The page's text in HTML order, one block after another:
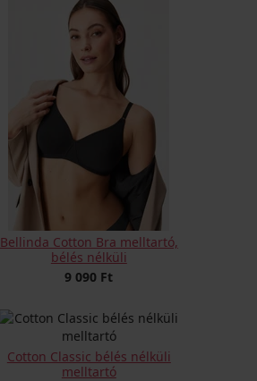
Bellinda Cotton Bra melltartó,
bélés nélküli
9 090 Ft
Cotton Classic bélés nélküli
melltartó